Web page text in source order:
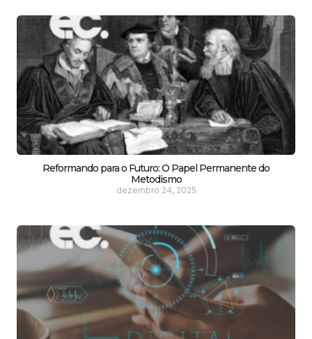
Reformando para o Futuro: O Papel Permanente do
Metodismo
dezembro 24, 2025